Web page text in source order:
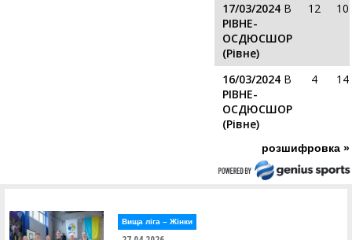
17/03/2024 В
РІВНЕ-
ОСДЮСШОР
(Рівне)
12 10
16/03/2024 В
РІВНЕ-
ОСДЮСШОР
(Рівне)
4 14
розшифровка »
Вища лiга – Жiнки